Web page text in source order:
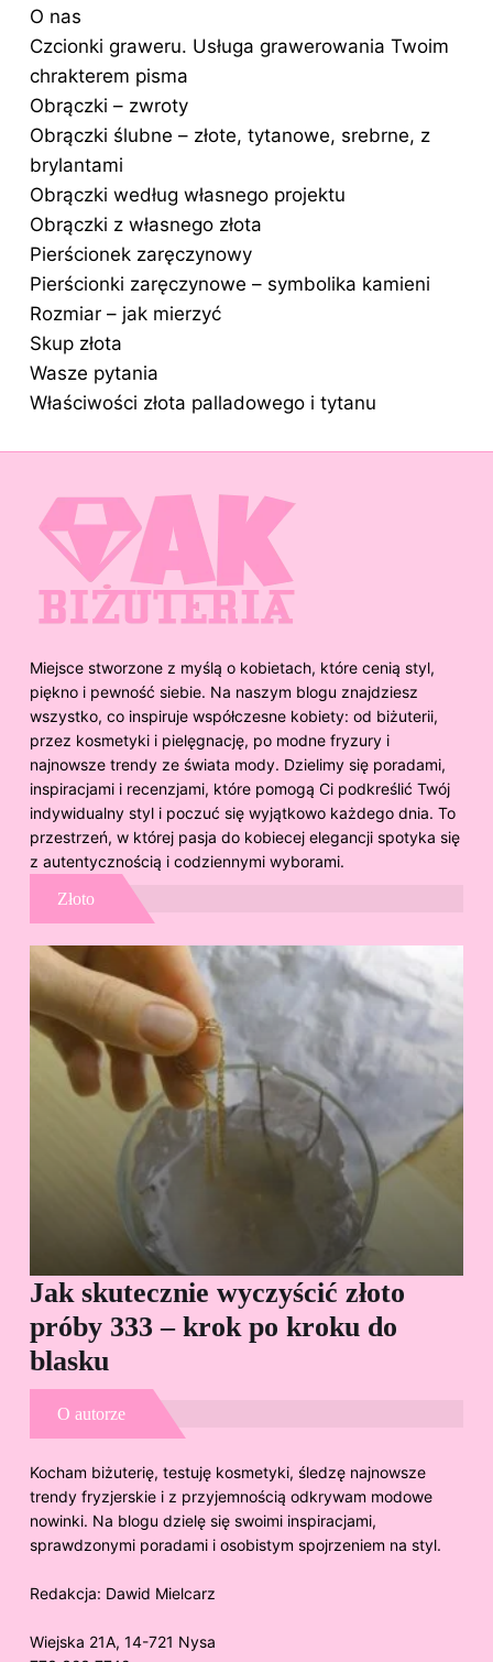
O nas
Czcionki graweru. Usługa grawerowania Twoim
chrakterem pisma
Obrączki – zwroty
Obrączki ślubne – złote, tytanowe, srebrne, z
brylantami
Obrączki według własnego projektu
Obrączki z własnego złota
Pierścionek zaręczynowy
Pierścionki zaręczynowe – symbolika kamieni
Rozmiar – jak mierzyć
Skup złota
Wasze pytania
Właściwości złota palladowego i tytanu
Miejsce stworzone z myślą o kobietach, które cenią styl,
piękno i pewność siebie. Na naszym blogu znajdziesz
wszystko, co inspiruje współczesne kobiety: od biżuterii,
przez kosmetyki i pielęgnację, po modne fryzury i
najnowsze trendy ze świata mody. Dzielimy się poradami,
inspiracjami i recenzjami, które pomogą Ci podkreślić Twój
indywidualny styl i poczuć się wyjątkowo każdego dnia. To
przestrzeń, w której pasja do kobiecej elegancji spotyka się
z autentycznością i codziennymi wyborami.
Złoto
Jak skutecznie wyczyścić złoto
próby 333 – krok po kroku do
blasku
O autorze
Kocham biżuterię, testuję kosmetyki, śledzę najnowsze
trendy fryzjerskie i z przyjemnością odkrywam modowe
nowinki. Na blogu dzielę się swoimi inspiracjami,
sprawdzonymi poradami i osobistym spojrzeniem na styl.
Redakcja: Dawid Mielcarz
Wiejska 21A, 14-721 Nysa